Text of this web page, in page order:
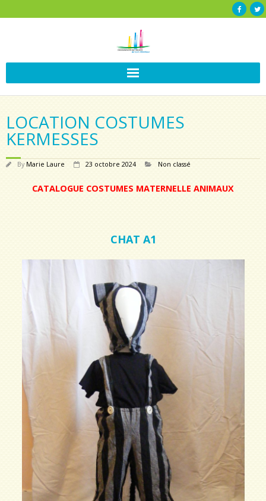
LOCATION COSTUMES
KERMESSES
By Marie Laure 23 octobre 2024 Non classé
CATALOGUE COSTUMES MATERNELLE ANIMAUX
CHAT A1